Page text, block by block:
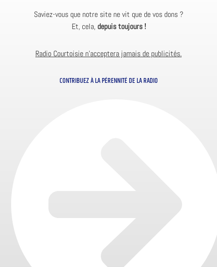
Saviez-vous que notre site ne vit que de vos dons ?
Et, cela, depuis toujours !
Radio Courtoisie n’acceptera jamais de publicités.
CONTRIBUEZ À LA PÉRENNITÉ DE LA RADIO